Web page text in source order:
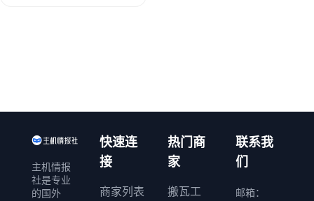
主机情报
社是专业
的国外
快速连
接
商家列表
热门商
家
搬瓦工
联系我
们
邮箱：